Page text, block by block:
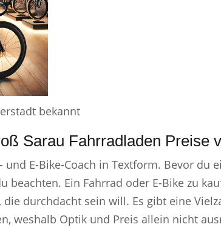
bekannt
Sarau Fahrradladen Preise
E-Bike-Coach in Textform. Bevor du
beachten. Ein Fahrrad oder E-Bike zu
durchdacht sein will. Es gibt eine
weshalb Optik und Preis allein nicht